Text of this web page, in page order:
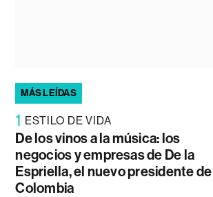
MÁS LEÍDAS
1 ESTILO DE VIDA
De los vinos a la música: los
negocios y empresas de De la
Espriella, el nuevo presidente de
Colombia